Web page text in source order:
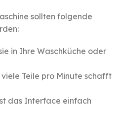
sollten folgende
in Ihre Waschküche oder
viele Teile pro Minute schafft
das Interface einfach